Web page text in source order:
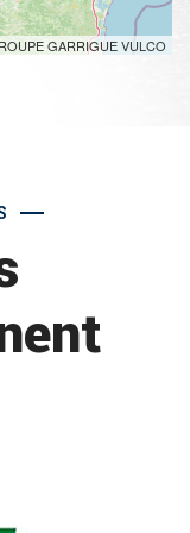
GARRIGUE VULCO